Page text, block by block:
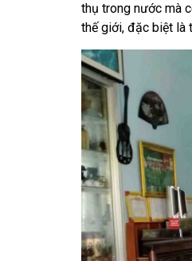
thụ trong nước mà
thế giới, đặc biệt là